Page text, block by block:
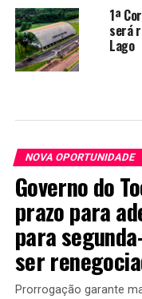
1ª
será
Lago
NOVA OPORTUNIDADE
Governo do
prazo para
para
ser
Prorrogação garante